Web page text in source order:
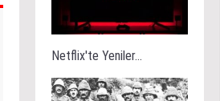
Netflix'te Yeniler...